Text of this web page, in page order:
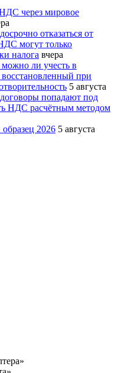
через мировое
отказаться от
могут только
налога вчера
ли учесть в
при
5 августа
попадают под
НДС расчётным методом
2026 5 августа